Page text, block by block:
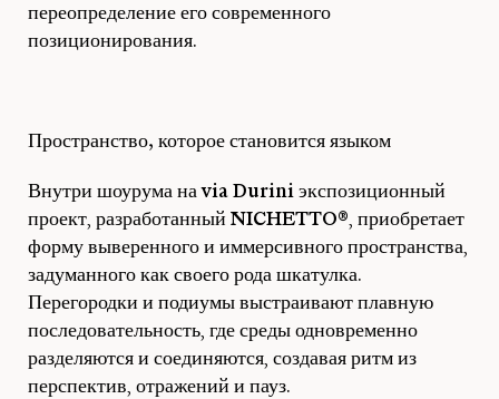
переопределение его современного
позиционирования.
Пространство, которое становится языком
Внутри шоурума наvia Durini экспозиционный
проект, разработанный NICHETTO®, приобретает
форму выверенного и иммерсивного пространства,
задуманного как своего рода шкатулка.
Перегородки и подиумы выстраивают плавную
последовательность, где среды одновременно
разделяются и соединяются, создавая ритм из
перспектив, отражений и пауз.